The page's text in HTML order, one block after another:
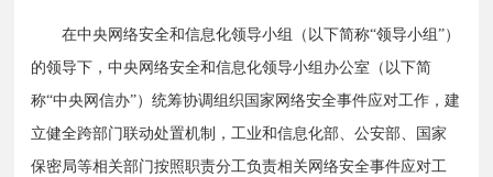
在中央网络安全和信息化领导小组（以下简称“领导小组”）
的领导下，中央网络安全和信息化领导小组办公室（以下简
称“中央网信办”）统筹协调组织国家网络安全事件应对工作，建
立健全跨部门联动处置机制，工业和信息化部、公安部、国家
保密局等相关部门按照职责分工负责相关网络安全事件应对工